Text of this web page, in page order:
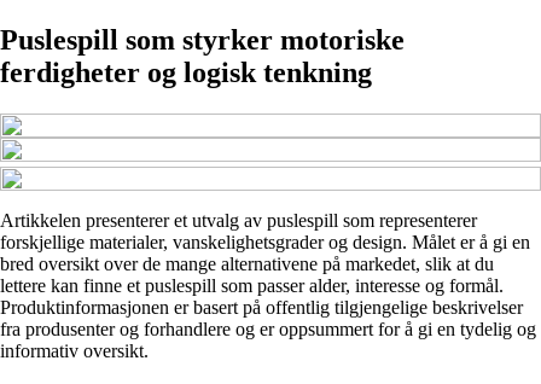
Puslespill som styrker motoriske
ferdigheter og logisk tenkning
Artikkelen presenterer et utvalg av puslespill som representerer
forskjellige materialer, vanskelighetsgrader og design. Målet er å gi en
bred oversikt over de mange alternativene på markedet, slik at du
lettere kan finne et puslespill som passer alder, interesse og formål.
Produktinformasjonen er basert på offentlig tilgjengelige beskrivelser
fra produsenter og forhandlere og er oppsummert for å gi en tydelig og
informativ oversikt.